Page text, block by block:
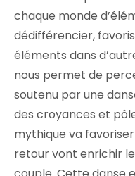
chaque monde
dédifférencier,
éléments dans
nous permet de
soutenu par une
des croyances et
mythique va
retour vont enrichir